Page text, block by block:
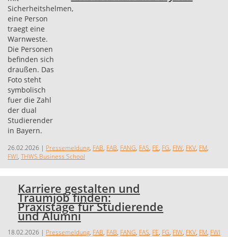
26.02.2026 | Pressemeldung, FAB, FAB, FANG, FAS, FE, FG, FIW, FKV, FM,
FWI, THWS Business School
Karriere gestalten und
Traumjob finden:
Praxistage für Studierende
und Alumni
18.02.2026 | Pressemeldung, FAB, FAB, FANG, FAS, FE, FG, FIW, FKV, FM, FWI